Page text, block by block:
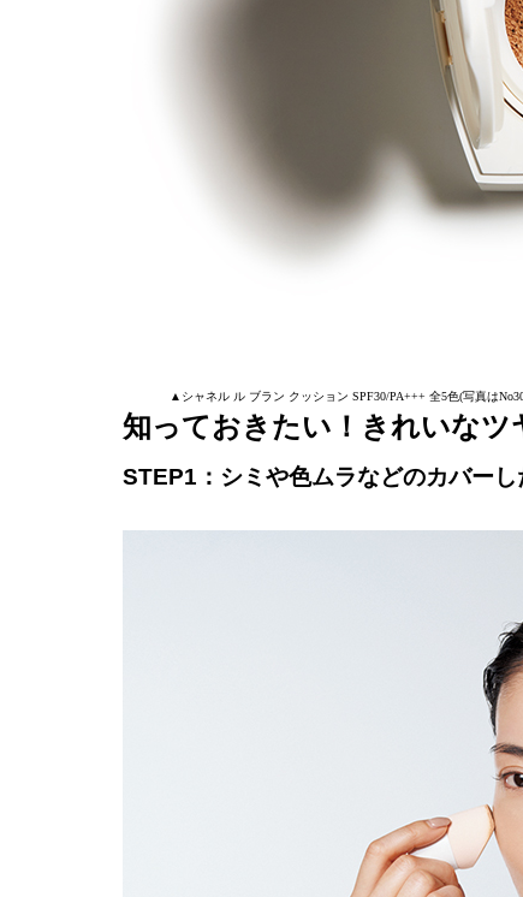
▲シャネル ル ブラン クッション SPF30/PA+++ 全5色(写真は
知っておきたい！きれいなツ
STEP1：シミや色ムラなどのカバー